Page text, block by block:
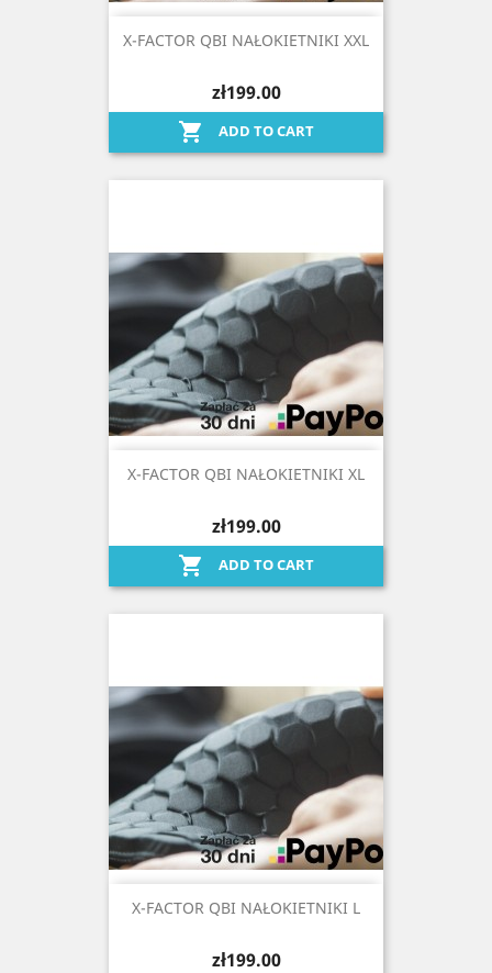
X-FACTOR QBI NAŁOKIETNIKI XXL
zł199.00
 ADD TO CART
X-FACTOR QBI NAŁOKIETNIKI XL
zł199.00
 ADD TO CART
X-FACTOR QBI NAŁOKIETNIKI L
zł199.00